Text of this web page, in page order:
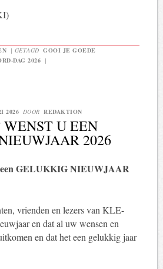
| GETAGD GOOI JE GOEDE
DAG 2026 |
2026 DOOR REDAKTION
U EEN
2026
GELUKKIG NIEUWJAAR
vrienden en lezers van KLE-
en dat al uw wensen en
en dat het een gelukkig jaar